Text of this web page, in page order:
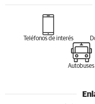
Teléfonos de interés
Autobuses